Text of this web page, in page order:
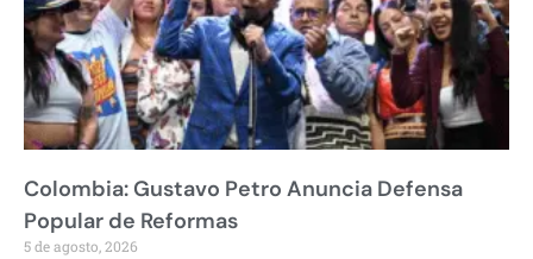
Colombia: Gustavo Petro Anuncia Defensa
Popular de Reformas
5 de agosto, 2026